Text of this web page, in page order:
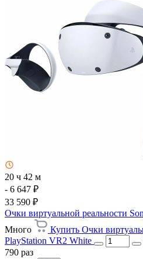
20 ч 42 м
- 6 647 ₽
33 590 ₽
Очки виртуальной реальности
Много
Купить Очки
PlayStation VR2 White
790 раз